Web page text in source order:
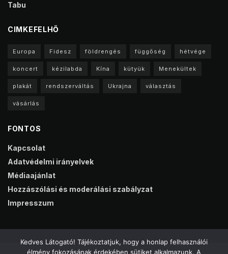
Tabu
CIMKEFELHŐ
Europa Fidesz földrengés függőség hétvége
koncert kézilabda Kína kütyük Menekültek
plakát rendszerváltás Ukrajna választás
vásárlás
FONTOS
Kapcsolat
Adatvédelmi irányelvek
Médiaajánlat
Hozzászólási és moderálási szabályzat
Impresszum
Kedves Látogató! Tájékoztatjuk, hogy a honlap felhasználói
élmény fokozásának érdekében sütiket alkalmazunk. A